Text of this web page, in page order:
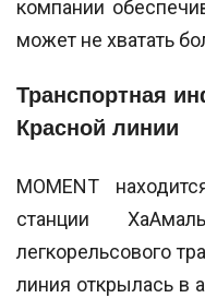
компании
может не хватать
Транспортная
Красной линии
MOMENT
станции
легкорельсового
линия открылась в